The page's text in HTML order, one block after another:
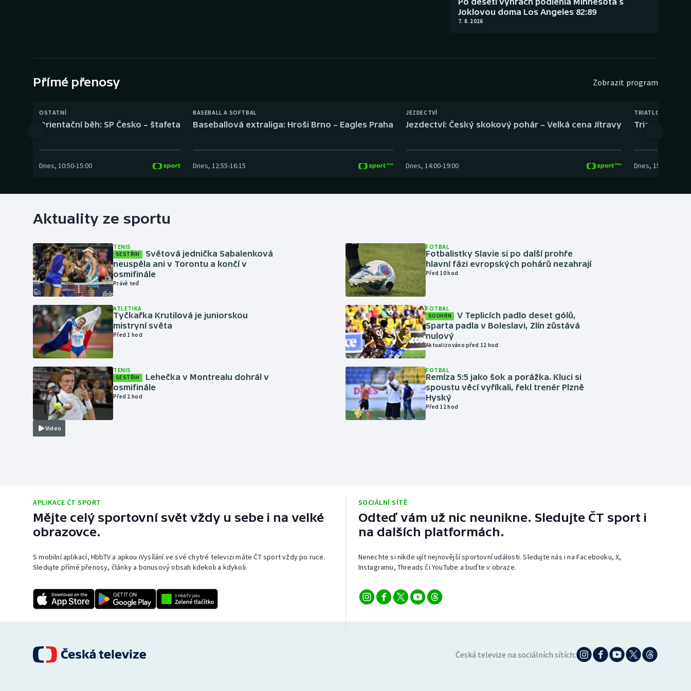
Gymnastika Plážový volejbal
Joklovou doma Los Angeles 82:89
7. 8. 2026
Přímé přenosy Zobrazit program
OSTATNÍ
Orientační běh: SP Česko – štafeta
Dnes, 10:50-15:00
BASEBALL A SOFTBAL
Baseballová extraliga: Hroši Brno – Eagles Praha
Dnes, 12:55-16:15
JEZDECTVÍ
Jezdectví: Český skokový pohár – Velká cena Jítravy
Dnes, 14:00-19:00
TRIATLON
Triatlon:
Dnes, 15:00
Aktuality ze sportu
TENIS
SESTŘIH
Světová jednička Sabalenková
neuspěla ani v Torontu a končí v
osmifinále
Právě teď
ATLETIKA
Tyčkařka Krutilová je juniorskou
mistryní světa
Před 1 hod
Video
TENIS
SESTŘIH
Lehečka v Montrealu dohrál v
osmifinále
Před 2 hod
FOTBAL
Fotbalistky Slavie si po další prohře
hlavní fázi evropských pohárů nezahrají
Před 10 hod
FOTBAL
SOUHRN
V Teplicích padlo deset gólů,
Sparta padla v Boleslavi, Zlín zůstává
nulový
Aktualizováno před 12 hod
FOTBAL
Remíza 5:5 jako šok a porážka. Kluci si
spoustu věcí vyříkali, řekl trenér Plzně
Hyský
Před 12 hod
APLIKACE ČT SPORT
Mějte celý sportovní svět vždy u sebe i na velké
obrazovce.
S mobilní aplikací, HbbTV a apkou iVysílání ve své chytré televizi máte ČT sport vždy po ruce.
Sledujte přímé přenosy, články a bonusový obsah kdekoli a kdykoli.
SOCIÁLNÍ SÍTĚ
Odteď vám už nic neunikne. Sledujte ČT sport i
na dalších platformách.
Nenechte si nikde ujít nejnovější sportovní události. Sledujte nás i na Facebooku, X,
Instagramu, Threads či YouTube a buďte v obraze.
Česká televize na sociálních sítích: